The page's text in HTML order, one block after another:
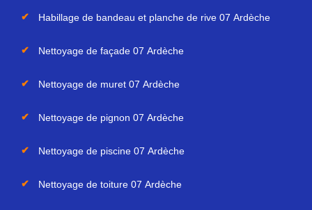
Habillage de bandeau et planche de rive 07 Ardèche
Nettoyage de façade 07 Ardèche
Nettoyage de muret 07 Ardèche
Nettoyage de pignon 07 Ardèche
Nettoyage de piscine 07 Ardèche
Nettoyage de toiture 07 Ardèche